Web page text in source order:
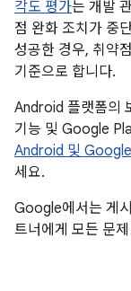
각도 평가는 개발
점 완화 조치가 중
성공한 경우, 취약
기준으로 합니다.
Android 플랫폼의
기능 및 Google
Android 및
세요.
Google에서는 게
트너에게 모든 문